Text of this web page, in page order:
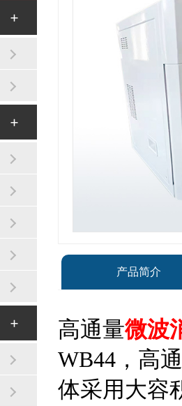
产品简介
高通量微波
WB44，高
体采用大容